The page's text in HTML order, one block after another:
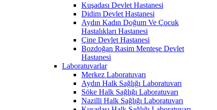
Kuşadası Devlet Hastanesi
Didim Devlet Hastanesi
Aydın Kadın Doğum Ve Çocuk
Hastalıkları Hastanesi
Çine Devlet Hastanesi
Bozdoğan Rasim Menteşe Devlet
Hastanesi
Laboratuvarlar
Merkez Laboratuvarı
Aydın Halk Sağlığı Laboratuvarı
Söke Halk Sağlığı Laboratuvarı
Nazilli Halk Sağlığı Laboratuvarı